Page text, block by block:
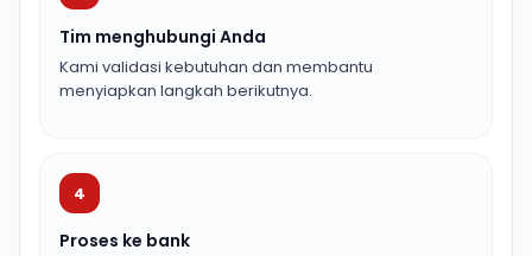
Tim menghubungi Anda
Kami validasi kebutuhan dan membantu
menyiapkan langkah berikutnya.
4
Proses ke bank